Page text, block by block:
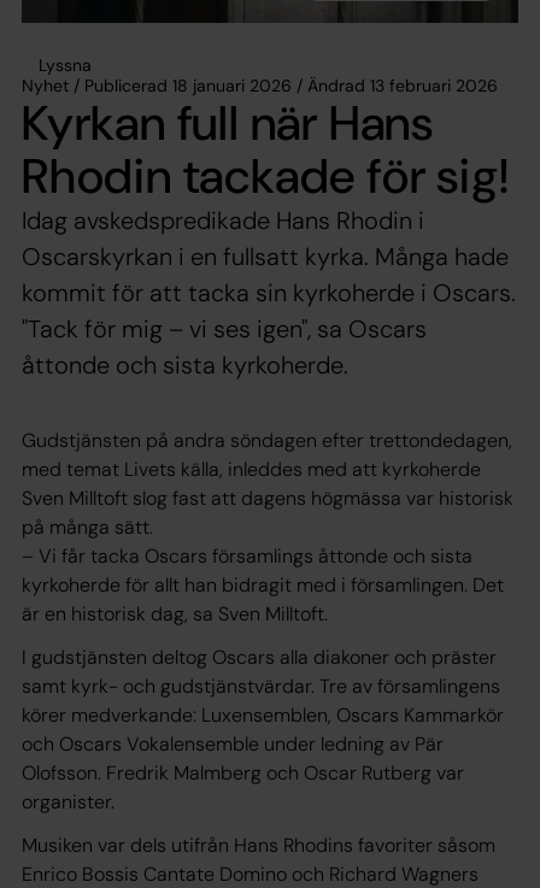
Lyssna
Nyhet / Publicerad 18 januari 2026 / Ändrad 13 februari 2026
Kyrkan full när Hans
Rhodin tackade för sig!
Idag avskedspredikade Hans Rhodin i
Oscarskyrkan i en fullsatt kyrka. Många hade
kommit för att tacka sin kyrkoherde i Oscars.
"Tack för mig – vi ses igen", sa Oscars
åttonde och sista kyrkoherde.
Gudstjänsten på andra söndagen efter trettondedagen,
med temat Livets källa, inleddes med att kyrkoherde
Sven Milltoft slog fast att dagens högmässa var historisk
på många sätt.
– Vi får tacka Oscars församlings åttonde och sista
kyrkoherde för allt han bidragit med i församlingen. Det
är en historisk dag, sa Sven Milltoft.
I gudstjänsten deltog Oscars alla diakoner och präster
samt kyrk- och gudstjänstvärdar. Tre av församlingens
körer medverkande: Luxensemblen, Oscars Kammarkör
och Oscars Vokalensemble under ledning av Pär
Olofsson. Fredrik Malmberg och Oscar Rutberg var
organister.
Musiken var dels utifrån Hans Rhodins favoriter såsom
Enrico Bossis Cantate Domino och Richard Wagners